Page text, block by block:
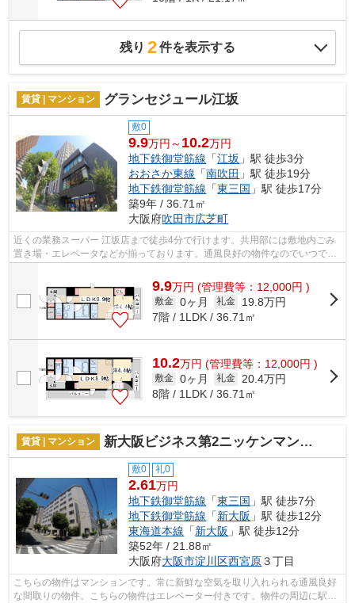
残り 2件を表示する
賃貸 | マンション グランセジュール江坂
敷0
9.9万円～ 10.2万円
地下鉄御堂筋線 「江坂 」駅 徒歩3分
おおさか東線 「南吹田 」駅 徒歩19分
地下鉄御堂筋線 「東三国 」駅 徒歩17分
築9年 / 36.71㎡
大阪府吹田市広芝町
近くの業務スーパー 江坂店まで徒歩4分で行けます。共用部には敷地内ごみ
置き場・エレベータなどが揃っております。通風良好の物件なのでいつでも
9.9万円 (管理費等：12,000円 )
敷金 0ヶ月 礼金
19.8万円
7階 / 1LDK / 36.71㎡
10.2万円 (管理費等：12,000円 )
敷金 0ヶ月 礼金
20.4万円
8階 / 1LDK / 36.71㎡
賃貸 | マンション 新大阪ビジネス第2ニッケンマンション
敷0 礼0
2.61万円
地下鉄御堂筋線 「東三国 」駅 徒歩7分
地下鉄御堂筋線 「新大阪 」駅 徒歩12分
東海道本線 「新大阪 」駅 徒歩12分
築52年 / 21.88㎡
大阪府大阪市淀川区西宮原３丁目
こちらの物件はマンションです。常に新鮮な空気を取り入れられる通風良好
な間取りの物件。こちらの物件はエレベーター付きです。物件の周辺に駅が